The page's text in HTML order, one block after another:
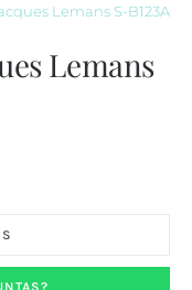
Lemans S-B123A
Lemans